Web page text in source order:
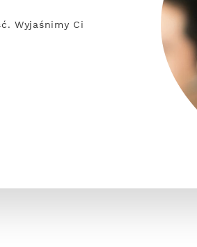
Wyjaśnimy Ci